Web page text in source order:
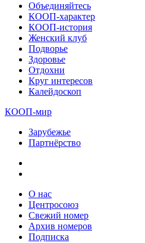
Объединяйтесь
КООП-характер
КООП-история
Женский клуб
Подворье
Здоровье
Отдохни
Круг интересов
Калейдоскоп
КООП-мир
Зарубежье
Партнёрство
О нас
Центросоюз
Свежий номер
Архив номеров
Подписка